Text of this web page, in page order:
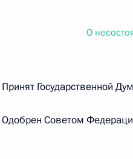
Федеральный закон от
О внесении изменений в
юрисдикции в Российской
О
Принят
Одобрен Советом